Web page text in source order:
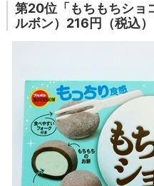
第20位「もちもちショ
ルボン）216円（税込）